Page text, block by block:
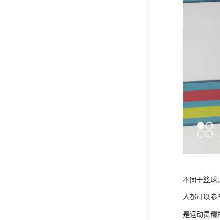
不同于篮球
人都可以参
是运动员精